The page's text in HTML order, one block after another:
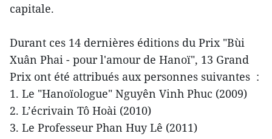
capitale.
Durant ces 14 dernières éditions du Prix "Bùi
Xuân Phai - pour l'amour de Hanoï", 13 Grand
Prix ont été attribués aux personnes suivantes :
1. Le "Hanoïologue" Nguyên Vinh Phuc (2009)
2. L’écrivain Tô Hoài (2010)
3. Le Professeur Phan Huy Lê (2011)